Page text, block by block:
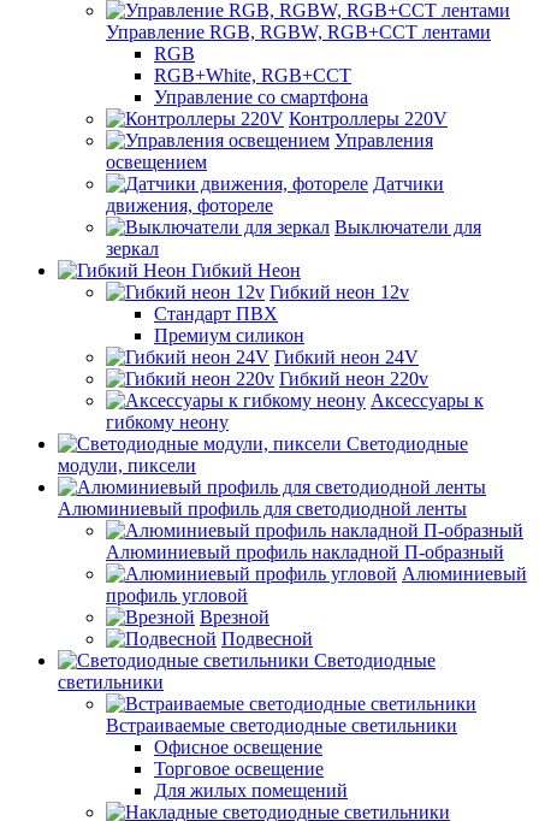
Управление RGB, RGBW, RGB+CCT лентами
RGB
RGB+White, RGB+CCT
Управление со смартфона
Контроллеры 220V
Управления
освещением
Датчики
движения, фотореле
Выключатели для
зеркал
Гибкий Неон
Гибкий неон 12v
Стандарт ПВХ
Премиум силикон
Гибкий неон 24V
Гибкий неон 220v
Аксессуары к
гибкому неону
Светодиодные
модули, пиксели
Алюминиевый профиль для светодиодной ленты
Алюминиевый профиль накладной П-образный
Алюминиевый
профиль угловой
Врезной
Подвесной
Светодиодные
светильники
Встраиваемые светодиодные светильники
Офисное освещение
Торговое освещение
Для жилых помещений